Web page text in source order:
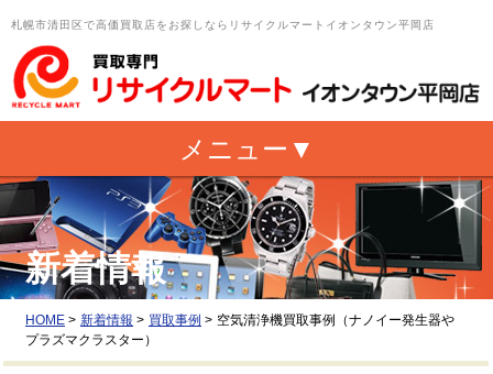
札幌市清田区で高価買取店をお探しならリサイクルマートイオンタウン平岡店
新着情報
HOME > 新着情報 > 買取事例 > 空気清浄機買取事例（ナノイー発生器や
プラズマクラスター）